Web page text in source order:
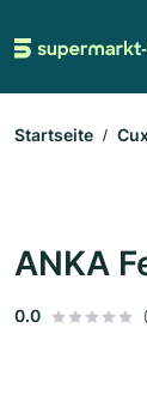
Startseite
ANKA
0.0